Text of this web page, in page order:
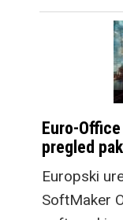
Euro-
pregled
Europski
SoftMaker